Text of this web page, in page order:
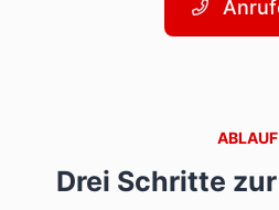
ABLAUF
Drei Schritte